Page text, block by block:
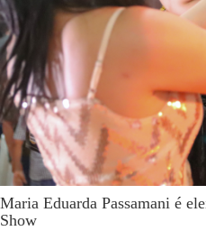
Maria Eduarda Passamani é
Show